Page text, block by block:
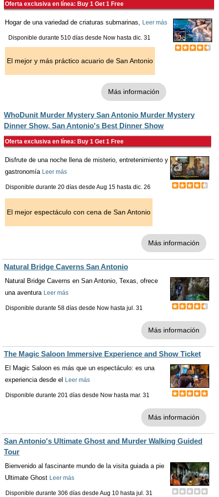
Oferta exclusiva en línea: Buy 1 Get 1 Free
Hogar de una variedad de criaturas submarinas, Leer más
Disponible durante 510 días desde Now hasta dic. 31
El mejor y más práctico acuario de San Antonio
Más información
WhoDunit Murder Mystery San Antonio Murder Mystery
Dinner Show, San Antonio's Best Dinner Show
Oferta exclusiva en línea: Buy 1 Get 1 Free
Disfrute de una noche llena de misterio, entretenimiento y
gastronomía Leer más
Disponible durante 20 días desde Aug 15 hasta dic. 26
El mejor espectáculo con cena de San Antonio
Más información
Natural Bridge Caverns San Antonio
Natural Bridge Caverns en San Antonio, Texas, ofrece
una aventura Leer más
Disponible durante 58 días desde Now hasta jul. 31
Más información
The Magic Saloon Immersive Experience and Show Ticket
El Magic Saloon es más que un espectáculo: es una
experiencia desde el
Leer más
Disponible durante 201 días desde Now hasta mar. 31
Más información
San Antonio's Ultimate Ghost and Murder Walking Guided
Tour
Bienvenido al fascinante mundo de la visita guiada a pie
Ultimate Ghost Leer más
Disponible durante 306 días desde Aug 10 hasta jul. 31